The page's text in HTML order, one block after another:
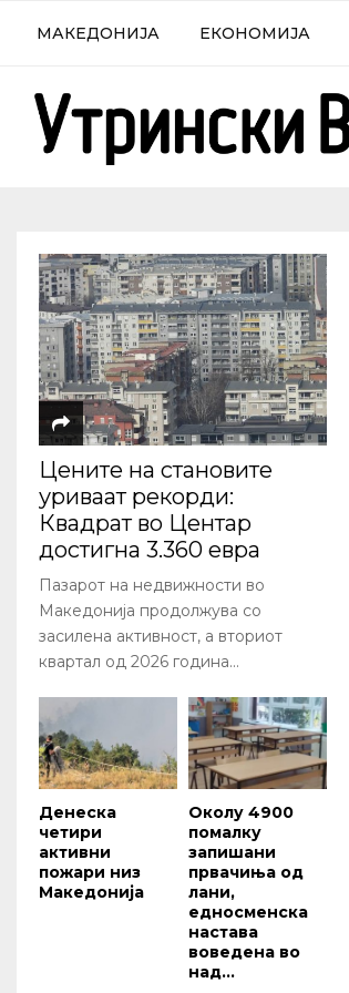
МАКЕДОНИЈА ЕКОНОМИЈА
Цените на становите
уриваат рекорди:
Квадрат во Центар
достигна 3.360 евра
Пазарот на недвижности во
Македонија продолжува со
засилена активност, а вториот
квартал од 2026 година...
Денеска
четири
активни
пожари низ
Македонија
Околу 4900
помалку
запишани
првачиња од
лани,
едносменска
настава
воведена во
над...